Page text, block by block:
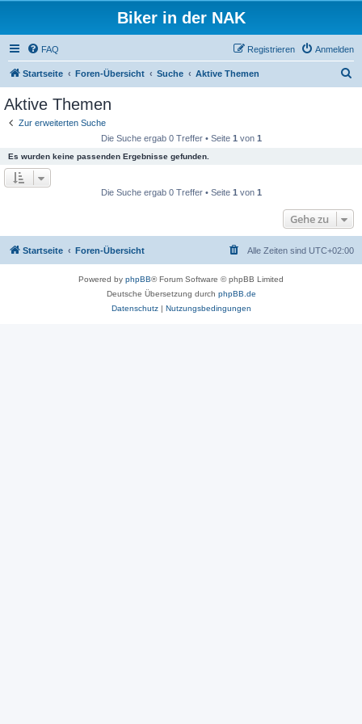
Biker in der NAK
FAQ Anmelden
Registrieren
Startseite Foren-Übersicht Suche Aktive Themen
Aktive Themen
Zur erweiterten Suche
Die Suche ergab 0 Treffer • Seite 1 von 1
Es wurden keine passenden Ergebnisse gefunden.
Die Suche ergab 0 Treffer • Seite 1 von 1
Gehe zu
Startseite Foren-Übersicht Alle Zeiten sind UTC+02:00
Powered by phpBB® Forum Software © phpBB Limited
Deutsche Übersetzung durch phpBB.de
Datenschutz| Nutzungsbedingungen